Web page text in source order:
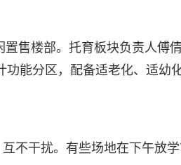
置售楼部。托育板块负责人傅
能分区，配备适老化、适幼
不干扰。有些场地在下午放